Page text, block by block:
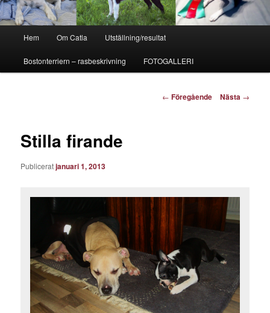
Hem Om Catla Utställning/resultat
Bostonterriern – rasbeskrivning FOTOGALLERI
Inläggsnavigering
← Föregående Nästa →
Stilla firande
Publiceratjanuari 1, 2013